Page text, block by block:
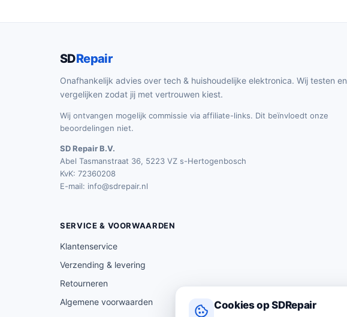
Cookies op SDRepair
SDRepair
Onafhankelijk advies over tech & huishoudelijke elektronica. Wij testen en
vergelijken zodat jij met vertrouwen kiest.
Wij ontvangen mogelijk commissie via affiliate-links. Dit beïnvloedt onze
beoordelingen niet.
SD Repair B.V.
Abel Tasmanstraat 36, 5223 VZ s-Hertogenbosch
KvK: 72360208
E-mail: info@sdrepair.nl
SERVICE & VOORWAARDEN
Klantenservice
Verzending & levering
Retourneren
Algemene voorwaarden